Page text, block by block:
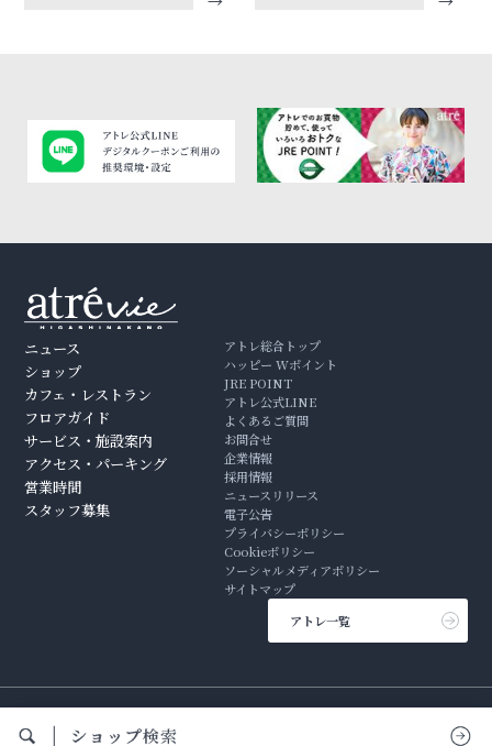
ニュース
ショップ
カフェ・レストラン
フロアガイド
サービス・施設案内
アクセス・パーキング
営業時間
スタッフ募集
アトレ総合トップ
ハッピー Wポイント
JRE POINT
アトレ公式LINE
よくあるご質問
お問合せ
企業情報
採用情報
ニュースリリース
電子公告
プライバシーポリシー
Cookieポリシー
ソーシャルメディアポリシー
サイトマップ
アトレ一覧